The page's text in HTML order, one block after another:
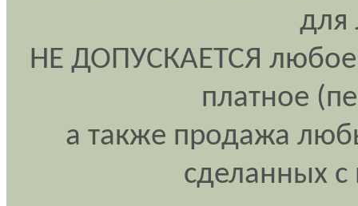
для
НЕ ДОПУСКАЕТСЯ любое
платное
а также продажа
сделанных